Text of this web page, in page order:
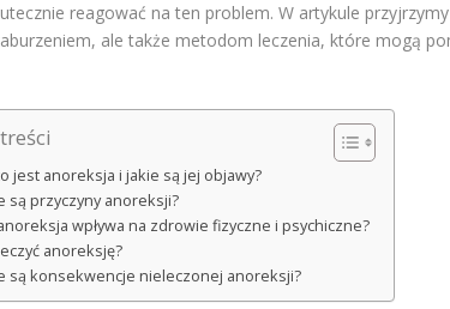
reagować na ten problem. W artykule
ale także metodom leczenia, które mogą
jest anoreksja i jakie są jej objawy?
są przyczyny anoreksji?
wpływa na zdrowie fizyczne i psychiczne?
anoreksję?
są konsekwencje nieleczonej anoreksji?